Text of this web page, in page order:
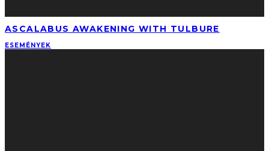
ASCALABUS AWAKENING WITH TULBURE
ESEMÉNYEK